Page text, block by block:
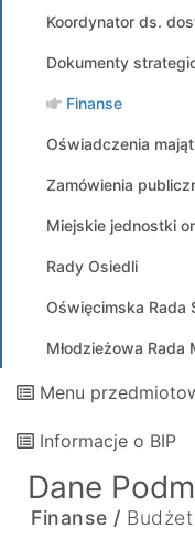
Koordynator ds.
Dokumenty
Finanse
Oświadczenia
Zamówienia
Miejskie jednostki
Rady Osiedli
Oświęcimska Rada
Młodzieżowa Rada
Menu
Informacje o BIP
Dane
Finanse /